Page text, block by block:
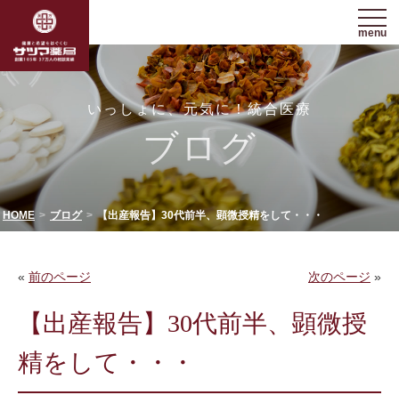
menu
いっしょに、元気に！統合医療
ブログ
HOME ブログ 【出産報告】30代前半、顕微授精をして・・・
« 前のページ 次のページ »
【出産報告】30代前半、顕微授
精をして・・・